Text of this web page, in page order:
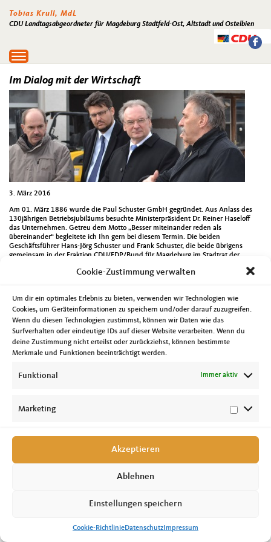
Cookie-Zustimmung verwalten
Um dir ein optimales Erlebnis zu bieten, verwenden wir Technologien wie
Cookies, um Geräteinformationen zu speichern und/oder darauf zuzugreifen.
Wenn du diesen Technologien zustimmst, können wir Daten wie das
Surfverhalten oder eindeutige IDs auf dieser Website verarbeiten. Wenn du
deine Zustimmung nicht erteilst oder zurückziehst, können bestimmte
Merkmale und Funktionen beeinträchtigt werden.
Funktional Immer aktiv
Marketing
Akzeptieren
Ablehnen
Einstellungen speichern
Cookie-RichtlinieDatenschutz Impressum
Tobias Krull, MdL
CDU Landtagsabgeordneter für Magdeburg Stadtfeld-Ost, Altstadt und Ostelbien
Toggle
navigation
Im Dialog mit der Wirtschaft
3. März 2016
Am 01. März 1886 wurde die Paul Schuster GmbH gegründet. Aus Anlass des
130jährigen Betriebsjubiläums besuchte Ministerpräsident Dr. Reiner Haseloff
das Unternehmen. Getreu dem Motto „Besser miteinander reden als
übereinander“ begleitete ich Ihn gern bei diesem Termin. Die beiden
Geschäftsführer Hans-Jörg Schuster und Frank Schuster, die beide übrigens
gemeinsam in der Fraktion CDU/FDP/Bund für Magdeburg im Stadtrat der
das Betriebsgelände die Vielfältigkeit ihres Betriebes. Nicht nur am Magdeburger
Ministerpräsidenten auch noch 2 Geschenke. Zum einen das Landeswappen in
Stein gemeißelt, welches zukünftig seinen Platz an der Landesvertretung von
Sachsen-Anhalt in Brüssel finden soll. Zum zweiten einen Hasen, ebenfalls eine
Steinmetzarbeit, welcher zukünftig den heimischen Garten von Dr. Reiner
Haseloff zieren wird. Unternehmen wie dieses bilden das Rückgrat unserer
Wirtschaft. Mehr Infos zum Unternehmen findet am unter http://www.paul-
schuster.de/
Impressum
Richtlinie